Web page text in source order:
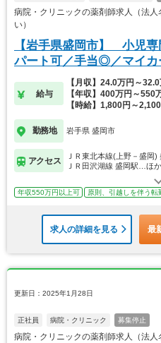
病院・クリニックの薬剤師求人（法
い）
【岩手県盛岡市】 小児
パート可／手当◎／マイカ
給与
【月収】24.0万円～
【年収】400万円～550
【時給】1,800円～
勤務地 岩手県 盛岡市
アクセス
ＪＲ東北本線(上野－盛岡)
ＪＲ田沢湖線 盛岡駅…ほか
年収550万円以上可 原則、引越しを伴う転
求人の詳細を見る 最
更新日：2025年1月28日
正社員 病院・クリニック 募集停止
病院・クリニックの薬剤師求人（法